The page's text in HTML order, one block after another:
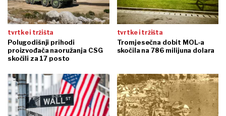
tvrtke i tržišta
Polugodišnji prihodi
proizvođača naoružanja CSG
skočili za 17 posto
tvrtke i tržišta
Tromjesečna dobit MOL-a
skočila na 786 milijuna dolara